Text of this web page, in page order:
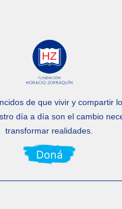
de que vivir y compartir
día a día son el cambio
transformar realidades.
Doná